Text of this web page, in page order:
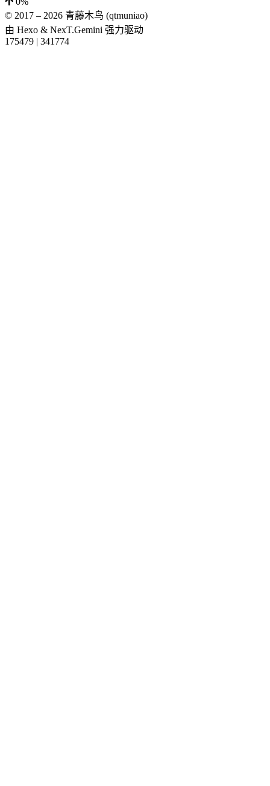
© 2017 – 2026 青藤木鸟 (qtmuniao)
由 Hexo & NexT.Gemini 强力驱动
175479 | 341774